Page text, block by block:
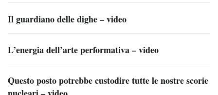
Il guardiano delle dighe – video
L’energia dell’arte performativa – video
Questo posto potrebbe custodire tutte le nostre scorie